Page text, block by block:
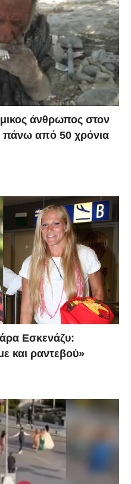
άνθρωπος στον
πάνω από 50 χρόνια
Εσκενάζυ:
και ραντεβού»